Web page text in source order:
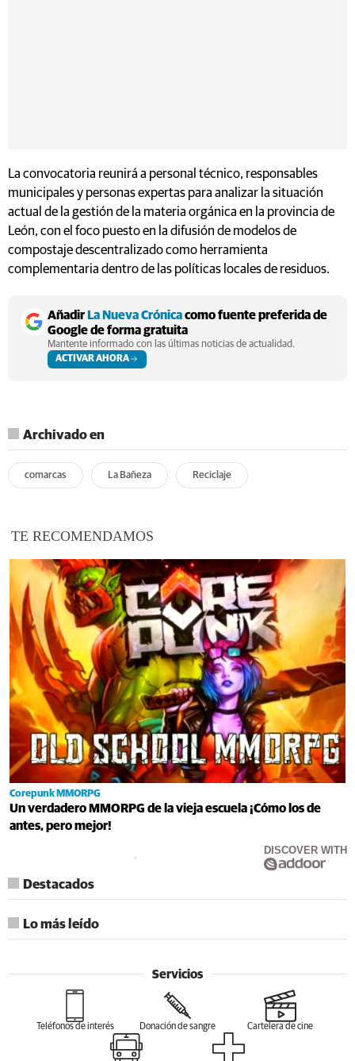
La convocatoria reunirá a personal técnico, responsables
municipales y personas expertas para analizar la situación
actual de la gestión de la materia orgánica en la provincia de
León, con el foco puesto en la difusión de modelos de
compostaje descentralizado como herramienta
complementaria dentro de las políticas locales de residuos.
AñadirLa Nueva Crónicacomo fuente preferida de
Google de forma gratuita
Mantente informado con las últimas noticias de actualidad.
ACTIVAR AHORA
Archivado en
comarcas La Bañeza Reciclaje
TE RECOMENDAMOS
Corepunk MMORPG
Un verdadero MMORPG de la vieja escuela ¡Cómo los de
antes, pero mejor!
DISCOVER WITH
Destacados
Lo más leído
Servicios
Teléfonos de interés Donación de sangre Cartelera de cine